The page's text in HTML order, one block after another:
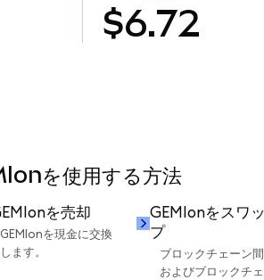
$6.72
を使用する方法
を売却
GEMIonを現金に交換
します。
GEMIonをスワッ
プ
ブロックチェーン間
およびブロックチェ